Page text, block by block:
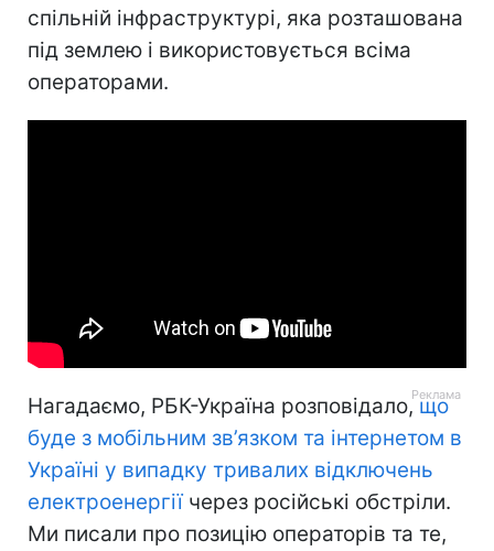
спільній інфраструктурі, яка розташована
під землею і використовується всіма
операторами.
Нагадаємо, РБК-Україна розповідало, що
буде з мобільним зв’язком та інтернетом в
Україні у випадку тривалих відключень
електроенергіїчерез російські обстріли.
Ми писали про позицію операторів та те,